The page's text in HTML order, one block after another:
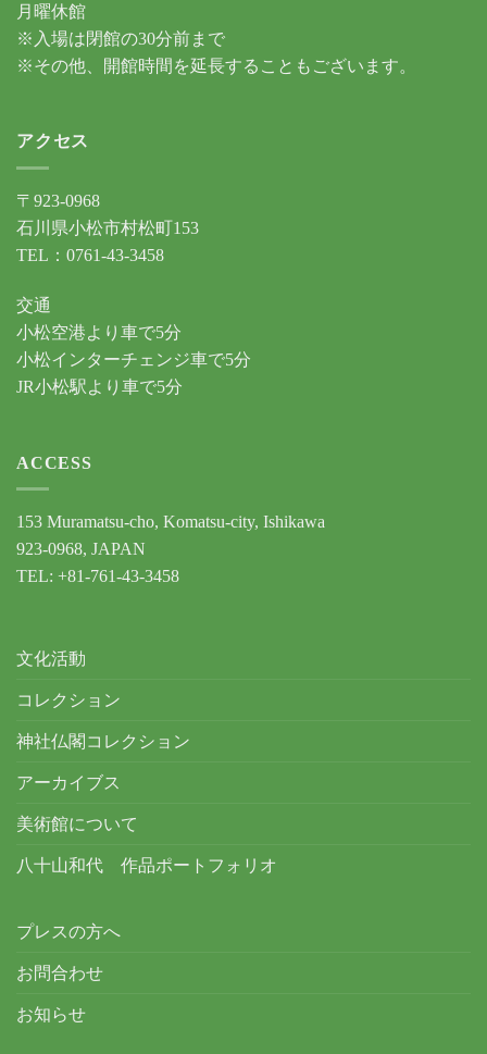
月曜休館
※入場は閉館の30分前まで
※その他、開館時間を延長することもございます。
アクセス
〒923-0968
石川県小松市村松町153
TEL：0761-43-3458
交通
小松空港より車で5分
小松インターチェンジ車で5分
JR小松駅より車で5分
ACCESS
153 Muramatsu-cho, Komatsu-city, Ishikawa
923-0968, JAPAN
TEL: +81-761-43-3458
文化活動
コレクション
神社仏閣コレクション
アーカイブス
美術館について
八十山和代 作品ポートフォリオ
プレスの方へ
お問合わせ
お知らせ